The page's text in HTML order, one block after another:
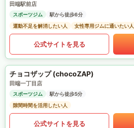
田端駅前店
スポーツジム
駅から徒歩6分
運動不足を解消したい人
女性専用ジムに通いたい人
公式サイトを見る
チョコザップ (chocoZAP)
田端一丁目店
スポーツジム
駅から徒歩5分
隙間時間を活用したい人
公式サイトを見る